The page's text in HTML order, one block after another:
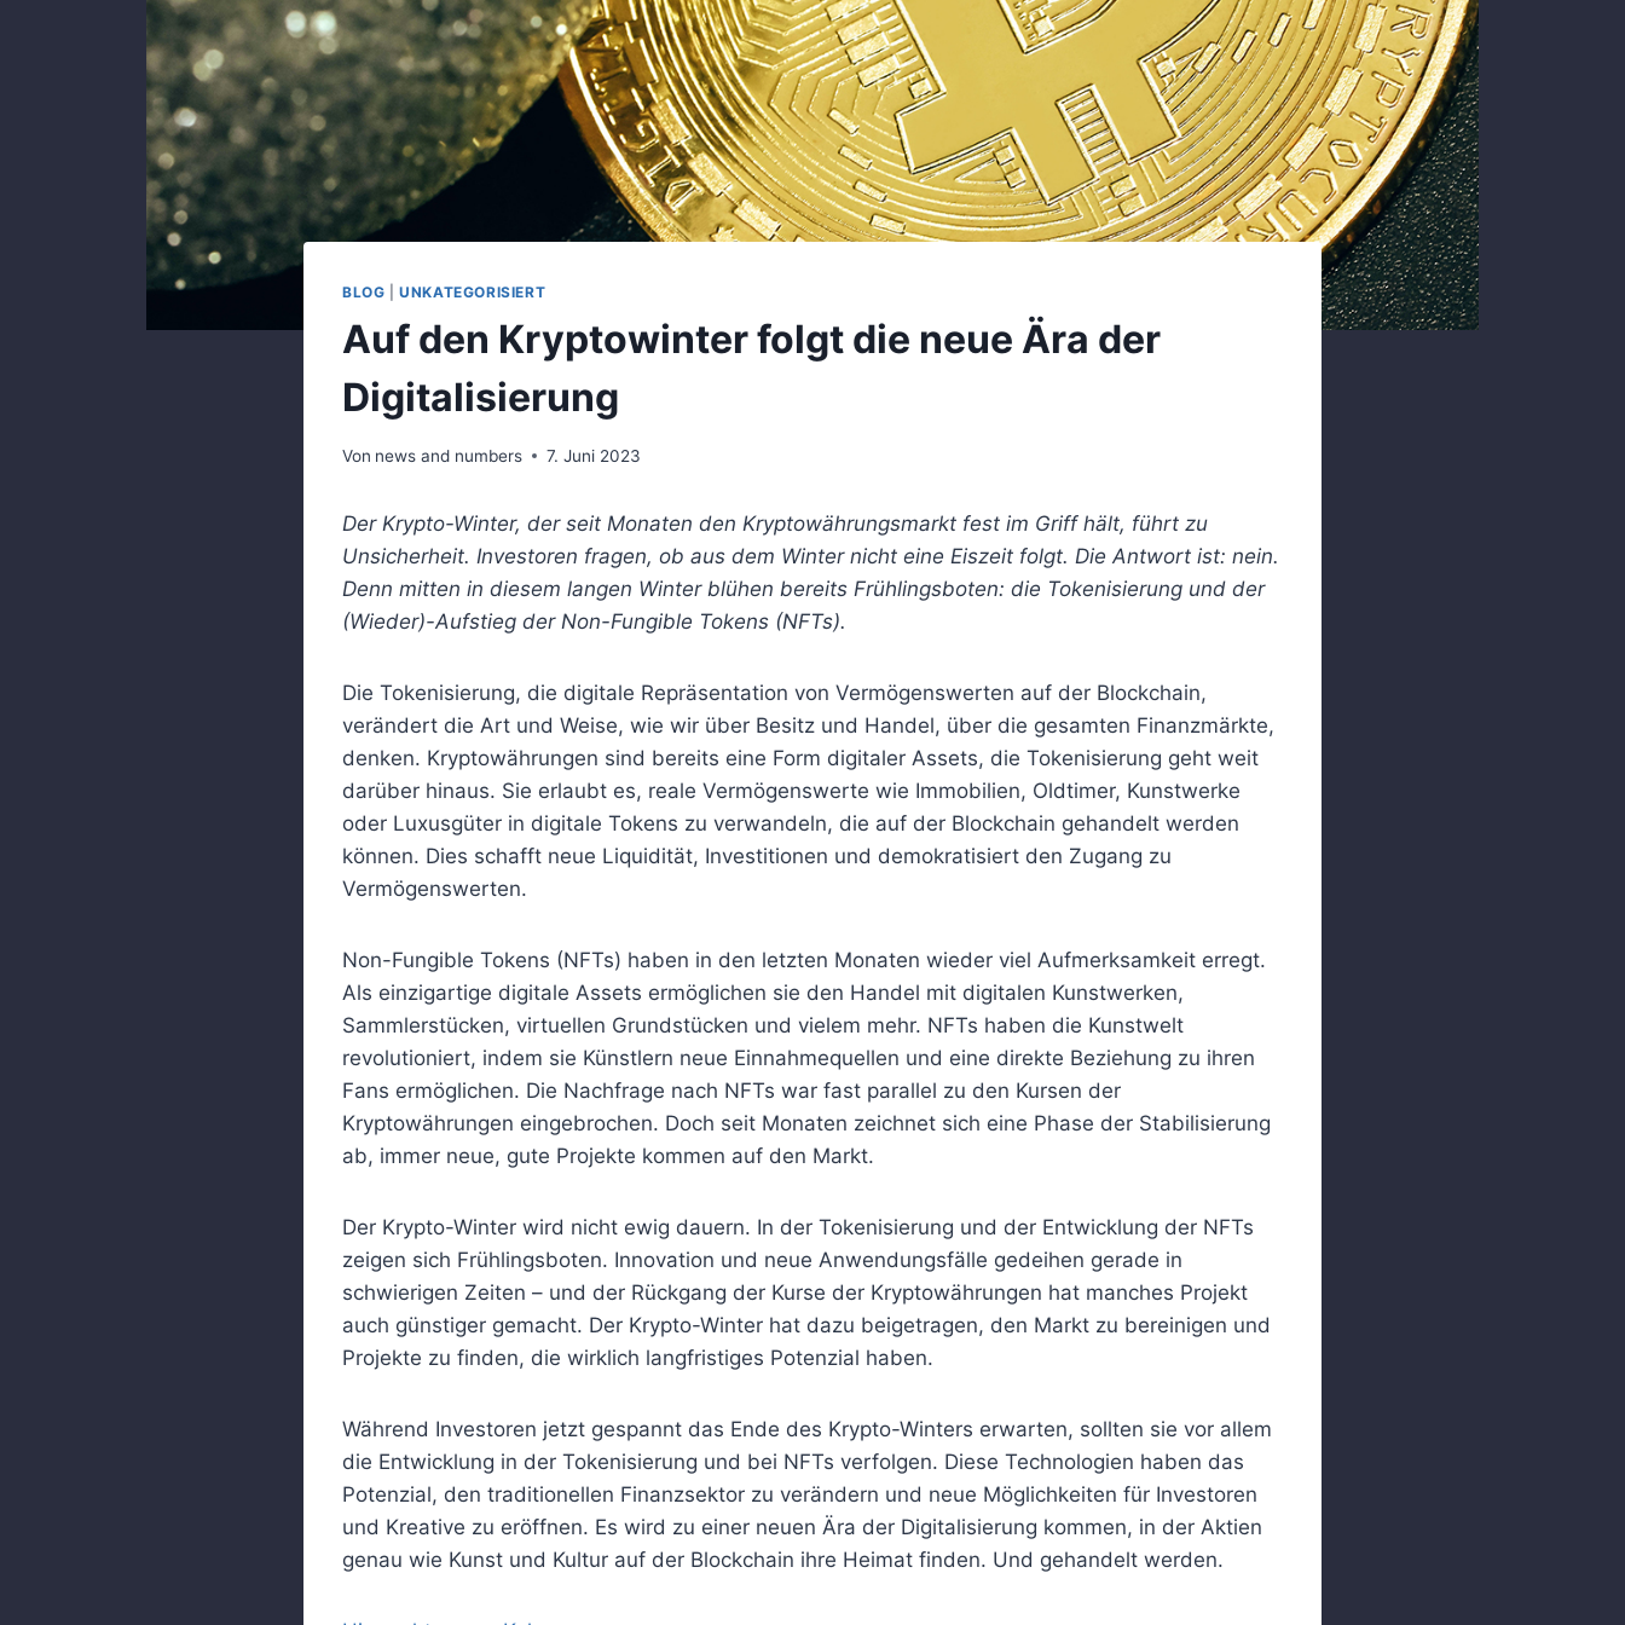
BLOG |UNKATEGORISIERT
Auf den Kryptowinter folgt die neue Ära der
Digitalisierung
Von news and numbers 7. Juni 2023
Der Krypto-Winter, der seit Monaten den Kryptowährungsmarkt fest im Griff hält, führt zu
Unsicherheit. Investoren fragen, ob aus dem Winter nicht eine Eiszeit folgt. Die Antwort ist: nein.
Denn mitten in diesem langen Winter blühen bereits Frühlingsboten: die Tokenisierung und der
(Wieder)-Aufstieg der Non-Fungible Tokens (NFTs).
Die Tokenisierung, die digitale Repräsentation von Vermögenswerten auf der Blockchain,
verändert die Art und Weise, wie wir über Besitz und Handel, über die gesamten Finanzmärkte,
denken. Kryptowährungen sind bereits eine Form digitaler Assets, die Tokenisierung geht weit
darüber hinaus. Sie erlaubt es, reale Vermögenswerte wie Immobilien, Oldtimer, Kunstwerke
oder Luxusgüter in digitale Tokens zu verwandeln, die auf der Blockchain gehandelt werden
können. Dies schafft neue Liquidität, Investitionen und demokratisiert den Zugang zu
Vermögenswerten.
Non-Fungible Tokens (NFTs) haben in den letzten Monaten wieder viel Aufmerksamkeit erregt.
Als einzigartige digitale Assets ermöglichen sie den Handel mit digitalen Kunstwerken,
Sammlerstücken, virtuellen Grundstücken und vielem mehr. NFTs haben die Kunstwelt
revolutioniert, indem sie Künstlern neue Einnahmequellen und eine direkte Beziehung zu ihren
Fans ermöglichen. Die Nachfrage nach NFTs war fast parallel zu den Kursen der
Kryptowährungen eingebrochen. Doch seit Monaten zeichnet sich eine Phase der Stabilisierung
ab, immer neue, gute Projekte kommen auf den Markt.
Der Krypto-Winter wird nicht ewig dauern. In der Tokenisierung und der Entwicklung der NFTs
zeigen sich Frühlingsboten. Innovation und neue Anwendungsfälle gedeihen gerade in
schwierigen Zeiten – und der Rückgang der Kurse der Kryptowährungen hat manches Projekt
auch günstiger gemacht. Der Krypto-Winter hat dazu beigetragen, den Markt zu bereinigen und
Projekte zu finden, die wirklich langfristiges Potenzial haben.
Während Investoren jetzt gespannt das Ende des Krypto-Winters erwarten, sollten sie vor allem
die Entwicklung in der Tokenisierung und bei NFTs verfolgen. Diese Technologien haben das
Potenzial, den traditionellen Finanzsektor zu verändern und neue Möglichkeiten für Investoren
und Kreative zu eröffnen. Es wird zu einer neuen Ära der Digitalisierung kommen, in der Aktien
genau wie Kunst und Kultur auf der Blockchain ihre Heimat finden. Und gehandelt werden.